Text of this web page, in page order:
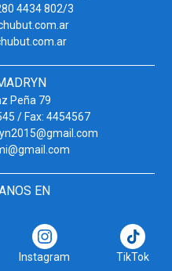
4434 802/3
Peña 79
/ Fax: 4454567
EN
Instagram TikTok